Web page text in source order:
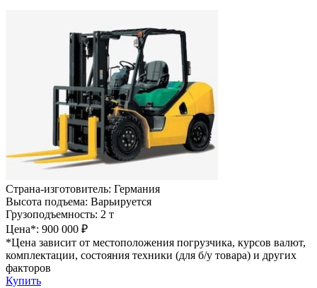
Страна-изготовитель: Германия
Высота подъема: Варьируется
Грузоподъемность: 2 т
Цена*: 900 000 ₽
*Цена зависит от местоположения погрузчика, курсов валют,
комплектации, состояния техники (для б/у товара) и других
факторов
Купить